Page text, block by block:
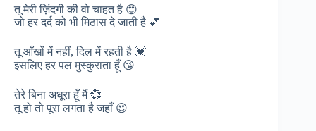
तू मेरी ज़िंदगी की वो चाहत है 😍
जो हर दर्द को भी मिठास दे जाती है 💕
तू आँखों में नहीं, दिल में रहती है 💓
इसलिए हर पल मुस्कुराता हूँ 😘
तेरे बिना अधूरा हूँ मैं 💞
तू हो तो पूरा लगता है जहाँ 😍